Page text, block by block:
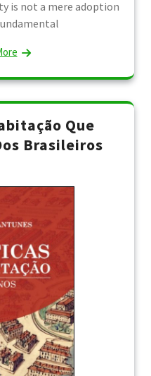
is not a mere adoption
Que
Brasileiros